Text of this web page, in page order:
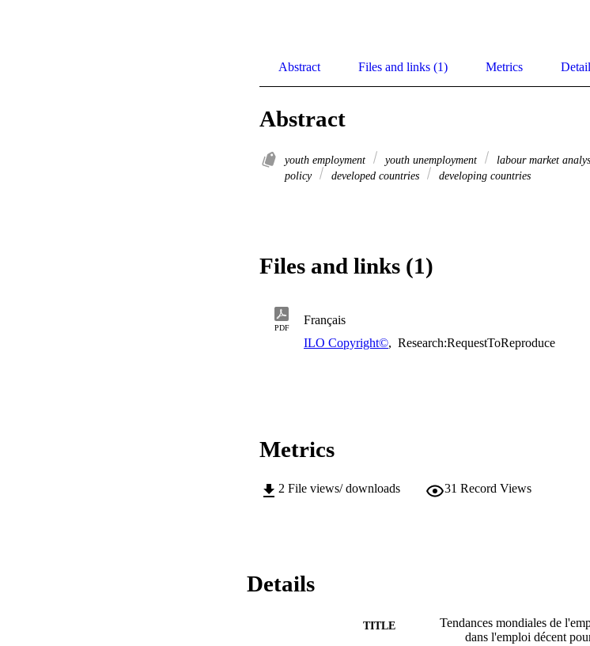
Abstract Files and links (1) Metrics
Abstract
youth employment youth unemployment labour market
policy
developed countries developing countries
Files and links (1)
PDF
Français
ILO Copyright©, Research:RequestToReproduce
Metrics
2 File views/ downloads 31 Record Views
Details
TITLE
Tendances mondiales de
dans l'emploi décent